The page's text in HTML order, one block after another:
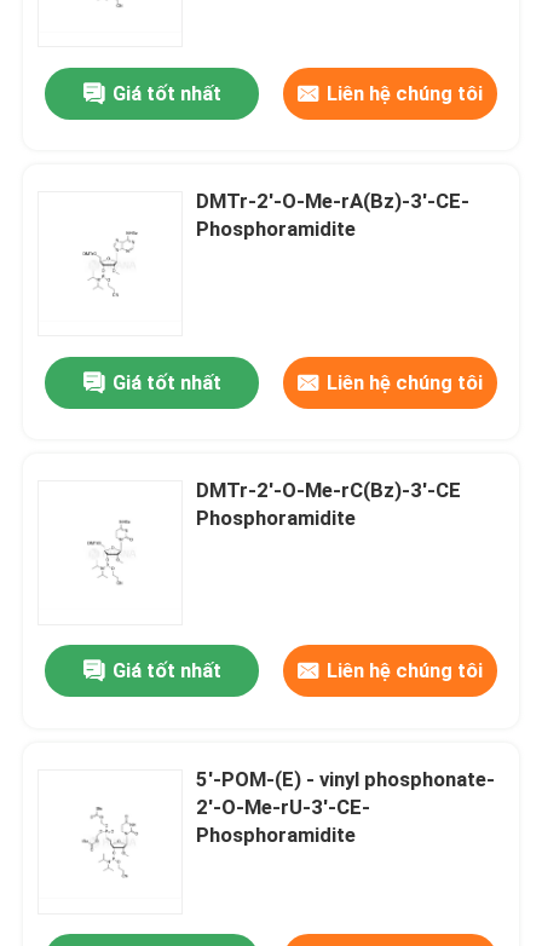
Giá tốt nhất Liên hệ chúng tôi
DMTr-2'-O-Me-rA(Bz)-3'-CE-
Phosphoramidite
Giá tốt nhất Liên hệ chúng tôi
DMTr-2'-O-Me-rC(Bz)-3'-CE
Phosphoramidite
Giá tốt nhất Liên hệ chúng tôi
5'-POM-(E) - vinyl phosphonate-
2'-O-Me-rU-3'-CE-
Phosphoramidite